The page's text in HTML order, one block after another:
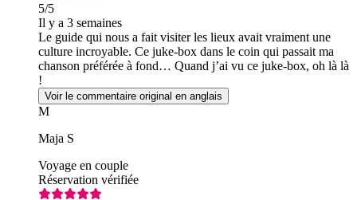
5/5
Il y a 3 semaines
Le guide qui nous a fait visiter les lieux avait vraiment une
culture incroyable. Ce juke-box dans le coin qui passait ma
chanson préférée à fond… Quand j’ai vu ce juke-box, oh là là
!
Voir le commentaire original en anglais
M
Maja S
Voyage en couple
Réservation vérifiée